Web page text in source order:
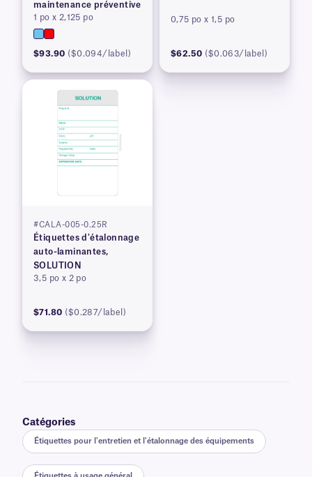
maintenance préventive
1 po x 2,125 po
$93.90 ($0.094/label)
0,75 po x 1,5 po
$62.50 ($0.063/label)
#CALA-005-0.25R
Étiquettes d'étalonnage
auto-laminantes,
SOLUTION
3,5 po x 2 po
$71.80 ($0.287/label)
Catégories
Étiquettes pour l'entretien et l'étalonnage des équipements